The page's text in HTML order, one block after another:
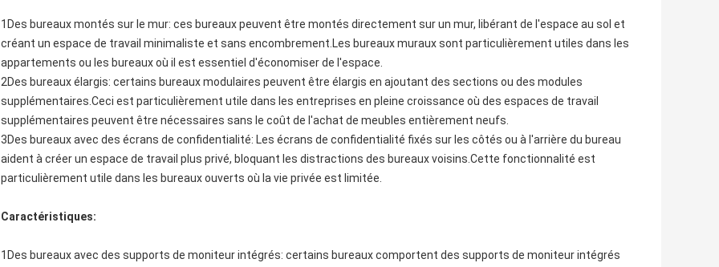
1Des bureaux montés sur le mur: ces bureaux peuvent être montés directement sur un mur, libérant de l'espace au sol et
créant un espace de travail minimaliste et sans encombrement.Les bureaux muraux sont particulièrement utiles dans les
appartements ou les bureaux où il est essentiel d'économiser de l'espace.
2Des bureaux élargis: certains bureaux modulaires peuvent être élargis en ajoutant des sections ou des modules
supplémentaires.Ceci est particulièrement utile dans les entreprises en pleine croissance où des espaces de travail
supplémentaires peuvent être nécessaires sans le coût de l'achat de meubles entièrement neufs.
3Des bureaux avec des écrans de confidentialité: Les écrans de confidentialité fixés sur les côtés ou à l'arrière du bureau
aident à créer un espace de travail plus privé, bloquant les distractions des bureaux voisins.Cette fonctionnalité est
particulièrement utile dans les bureaux ouverts où la vie privée est limitée.
Caractéristiques:
1Des bureaux avec des supports de moniteur intégrés: certains bureaux comportent des supports de moniteur intégrés